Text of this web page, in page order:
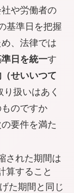
や労働者の
基準日を把握
、法律では
日を統一す
せいいつて
扱いはあく
のですか
の要件を満た
された期間は
算すること
た期間と同じ